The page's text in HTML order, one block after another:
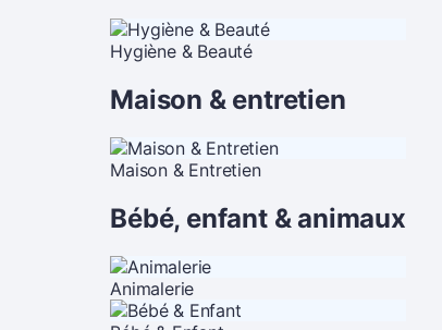
Hygiène & Beauté
Maison & entretien
Maison & Entretien
Bébé, enfant & animaux
Animalerie